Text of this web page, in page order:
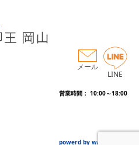
営業時間： 10:00～18:00
メール
LINE
powerd by wave house